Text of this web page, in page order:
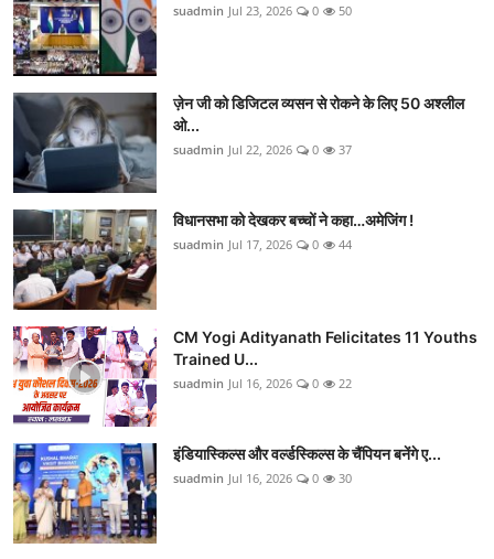
suadmin Jul 23, 2026 0 50
ज़ेन जी को डिजिटल व्यसन से रोकने के लिए 50 अश्लील
ओ...
suadmin Jul 22, 2026 0 37
विधानसभा को देखकर बच्चों ने कहा…अमेजिंग !
suadmin Jul 17, 2026 0 44
CM Yogi Adityanath Felicitates 11 Youths
Trained U...
suadmin Jul 16, 2026 0 22
इंडियास्किल्स और वर्ल्डस्किल्स के चैंपियन बनेंगे ए...
suadmin Jul 16, 2026 0 30